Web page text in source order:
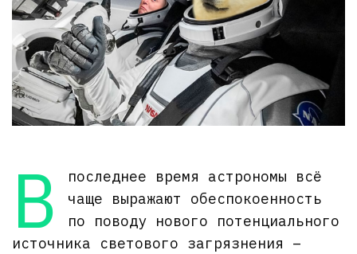
В
последнее время астрономы всё
чаще выражают обеспокоенность
по поводу нового потенциального
источника светового загрязнения –